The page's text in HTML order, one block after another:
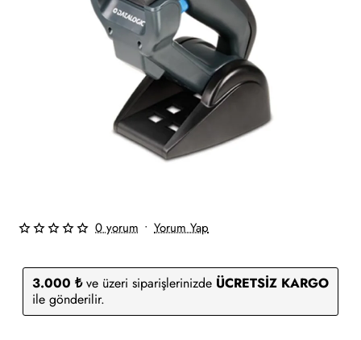
Tükendi
3.000 ₺ve üzeri siparişlerinizde ÜCRETSİZ KARGO
ile gönderilir.
0 yorum • Yorum Yap